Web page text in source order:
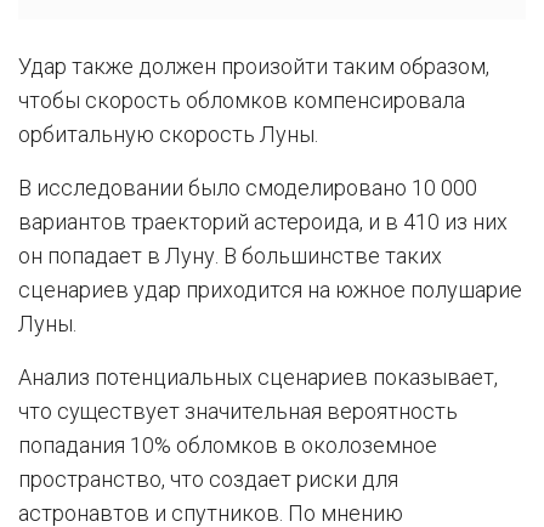
Удар также должен произойти таким образом,
чтобы скорость обломков компенсировала
орбитальную скорость Луны.
В исследовании было смоделировано 10 000
вариантов траекторий астероида, и в 410 из них
он попадает в Луну. В большинстве таких
сценариев удар приходится на южное полушарие
Луны.
Анализ потенциальных сценариев показывает,
что существует значительная вероятность
попадания 10% обломков в околоземное
пространство, что создает риски для
астронавтов и спутников. По мнению